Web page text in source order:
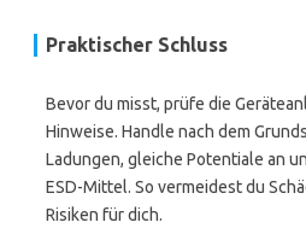
Praktischer Schluss
Bevor du misst, prüfe die
Hinweise. Handle nach dem
Ladungen, gleiche Potentiale an
ESD-Mittel. So vermeidest du
Risiken für dich.